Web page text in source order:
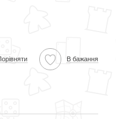
В бажання